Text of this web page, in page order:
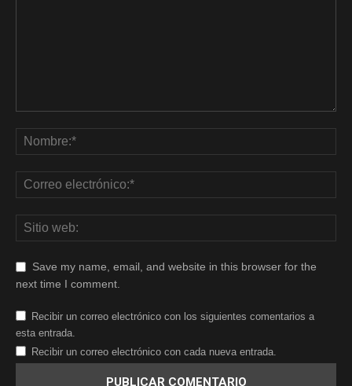
Save my name, email, and website in this browser for the
next time I comment.
Recibir un correo electrónico con los siguientes comentarios a
esta entrada.
Recibir un correo electrónico con cada nueva entrada.